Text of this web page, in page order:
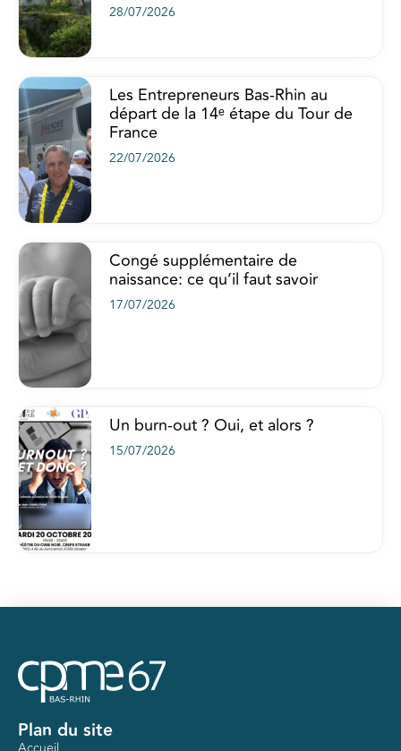
28/07/2026
Les Entrepreneurs Bas-Rhin au
départ de la 14ᵉ étape du Tour de
France
22/07/2026
Congé supplémentaire de
naissance: ce qu’il faut savoir
17/07/2026
Un burn-out ? Oui, et alors ?
15/07/2026
Plan du site